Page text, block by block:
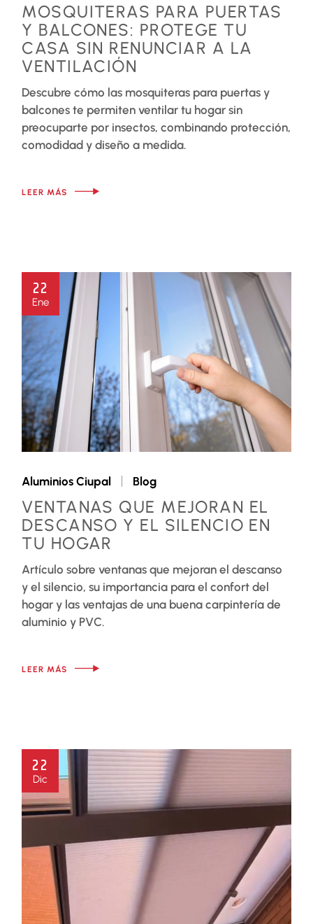
MOSQUITERAS PARA PUERTAS
Y BALCONES: PROTEGE TU
CASA SIN RENUNCIAR A LA
VENTILACIÓN
Descubre cómo las mosquiteras para puertas y
balcones te permiten ventilar tu hogar sin
preocuparte por insectos, combinando protección,
comodidad y diseño a medida.
LEER MÁS
22
Ene
Aluminios Ciupal Blog
VENTANAS QUE MEJORAN EL
DESCANSO Y EL SILENCIO EN
TU HOGAR
Artículo sobre ventanas que mejoran el descanso
y el silencio, su importancia para el confort del
hogar y las ventajas de una buena carpintería de
aluminio y PVC.
LEER MÁS
22
Dic